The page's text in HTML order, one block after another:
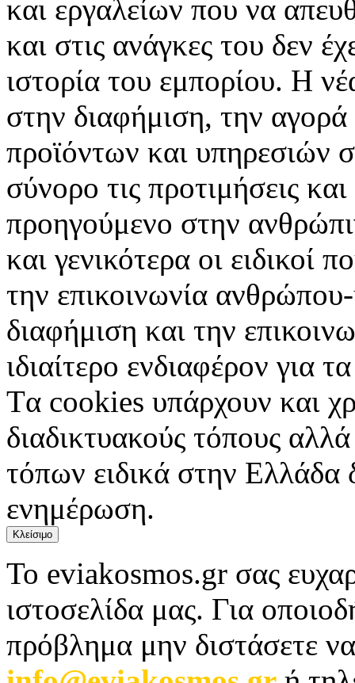
και εργαλείων που να
και στις ανάγκες του δεν
ιστορία του εμπορίου. Η
στην διαφήμιση, την
προϊόντων και υπηρεσιών
σύνορο τις προτιμήσεις
προηγούμενο στην
και γενικότερα οι ειδικοί
την επικοινωνία
διαφήμιση και την
ιδιαίτερο ενδιαφέρον για
Tα cookies υπάρχουν και
διαδικτυακούς τόπους
τόπων ειδικά στην Ελλάδα
ενημέρωση.
Κλείσιμο
Το eviakosmos.gr σας
ιστοσελίδα μας. Για
πρόβλημα μην διστάσετε